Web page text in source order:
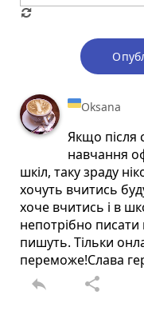
Oksana
Якщо після
навчання
шкіл, таку зраду
хочуть вчитись
хоче вчитись і в
непотрібно писати
пишуть. Тільки
переможе!Слава
reply share